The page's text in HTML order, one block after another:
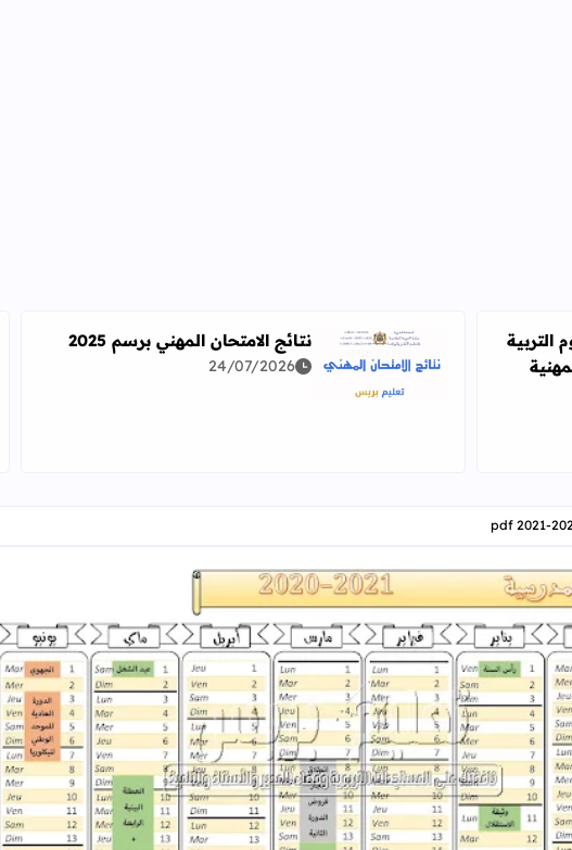
التربية دراسة معمقة للوضعيات المهنية وفق آخر توصيف
التربية
اقرأ المزيد عن نتائج الامتحان المهني برسم 2025
نتائج الامتحان المهني برسم 2025
24/07/2026